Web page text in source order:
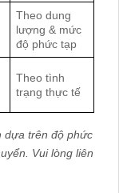
Theo dung
lượng & mức
độ phức tạp
Theo tình
trạng thực tế
dựa trên độ phức
Vui lòng liên